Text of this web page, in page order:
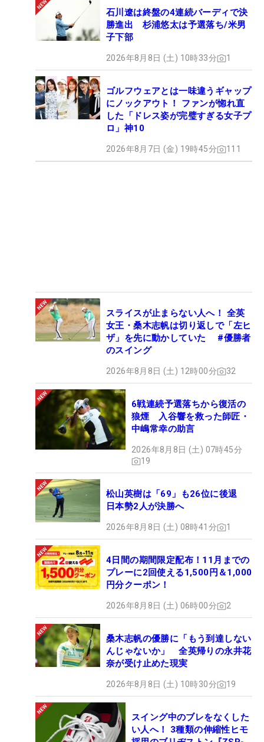
石川遼は終盤の4連続バーディで決
勝進出 杉浦悠太は予選落ち/米男
子下部
2026年8月8日 (土) 10時33分 1
ゴルフウェアとは一味違うギャップ
にノックアウト！ ファンが惚れ直
した「ドレス姿が完璧すぎる女子プ
ロ」神10
2026年8月7日 (金) 19時45分 111
スライスが止まらない人へ！ 全英
女王・桑木志帆は切り返しで「左ヒ
ザ」を先に動かしていた #優勝者
のスイング
2026年8月8日 (土) 12時00分 32
6戦連続予選落ちから復活の
狼煙 入谷響を救った師匠・
中嶋常幸の助言
2026年8月8日 (土) 07時45分
19
松山英樹は「69」も26位に後退
日本勢2人が決勝へ
2026年8月8日 (土) 08時41分 1
4日間の期間限定配布！11月までの
プレーに2回使える1,500円＆1,000
円分クーポン！
2026年8月8日 (土) 06時00分 2
桑木志帆の優勝に「もう到達しない
んじゃないか」 全英帰りの永井花
奈が受け止めた現実
2026年8月8日 (土) 10時30分 19
スイング中のブレをなくした
い人へ！ 3種類の伸縮性ヒモ